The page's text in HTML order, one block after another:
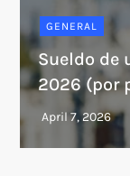
GENERAL
Sueldo de
2026 (por